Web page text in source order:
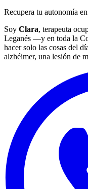
Recupera tu autonomía
Soy Clara, terapeuta
Leganés —y en toda la
hacer solo las cosas del
alzhéimer, una lesión de